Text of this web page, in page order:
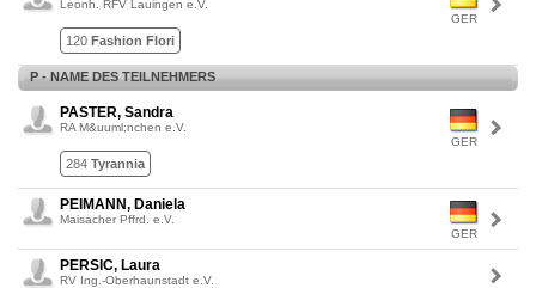
GER
Leonh. RFV Lauingen e.V.
120 Fashion Flori
P - NAME DES TEILNEHMERS
GER
PASTER, Sandra
RA M&uuml;nchen e.V.
284 Tyrannia
GER
PEIMANN, Daniela
Maisacher Pffrd. e.V.
PERSIC, Laura
RV Ing.-Oberhaunstadt e.V.